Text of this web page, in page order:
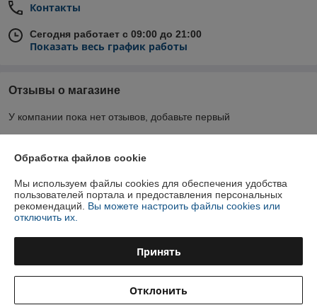
Контакты
Сегодня работает с 09:00 до 21:00
Показать весь график работы
Отзывы о магазине
У компании пока нет отзывов, добавьте первый
О нас
Контакты
Доставка и оплата
Обработка файлов cookie
Мы используем файлы cookies для обеспечения удобства
пользователей портала и предоставления персональных
рекомендаций. Вы можете настроить файлы cookies или
отключить их.
Принять
Отклонить